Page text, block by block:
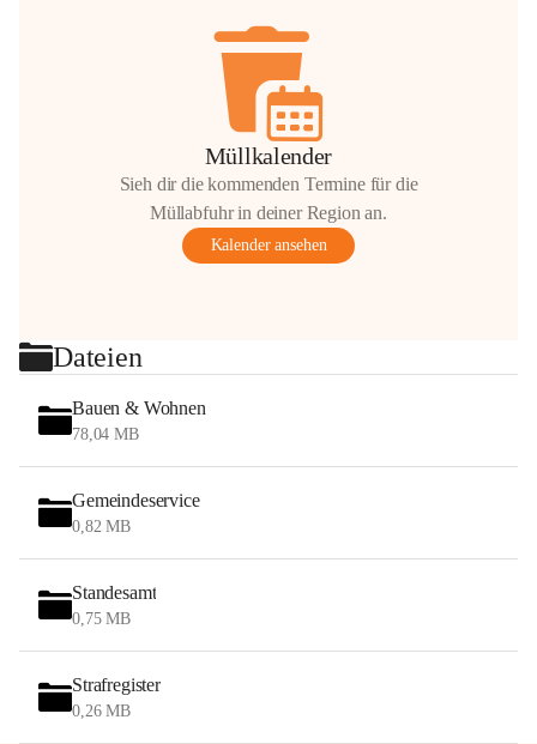
Müllkalender
Sieh dir die kommenden Termine für die
Müllabfuhr in deiner Region an.
Kalender ansehen
Dateien
Bauen & Wohnen
78,04 MB
Gemeindeservice
0,82 MB
Standesamt
0,75 MB
Strafregister
0,26 MB